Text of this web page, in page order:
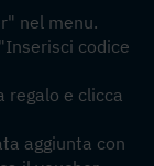
nel menu.
codice
regalo e clicca
aggiunta con